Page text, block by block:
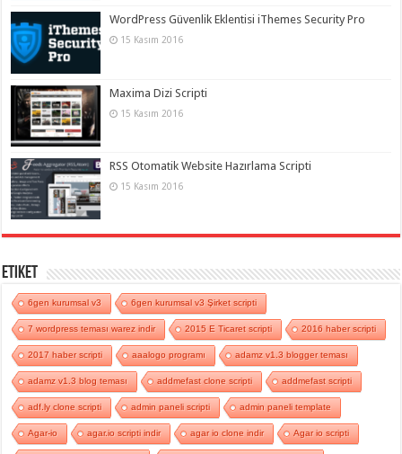
WordPress Güvenlik Eklentisi iThemes Security Pro
15 Kasım 2016
Maxima Dizi Scripti
15 Kasım 2016
RSS Otomatik Website Hazırlama Scripti
15 Kasım 2016
Etiket
6gen kurumsal v3 6gen kurumsal v3 Şirket scripti
7 wordpress teması warez indir 2015 E Ticaret scripti 2016 haber scripti
2017 haber scripti aaalogo programı adamz v1.3 blogger teması
adamz v1.3 blog teması addmefast clone scripti addmefast scripti
adf.ly clone scripti admin paneli scripti admin paneli template
Agar-io agar.io scripti indir agar io clone indir Agar io scripti